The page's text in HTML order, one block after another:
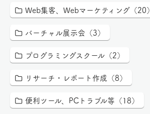
Web集客、Webマーケティング（20）
バーチャル展示会（3）
プログラミングスクール（2）
リサーチ・レポート作成（8）
便利ツール、PCトラブル等（18）